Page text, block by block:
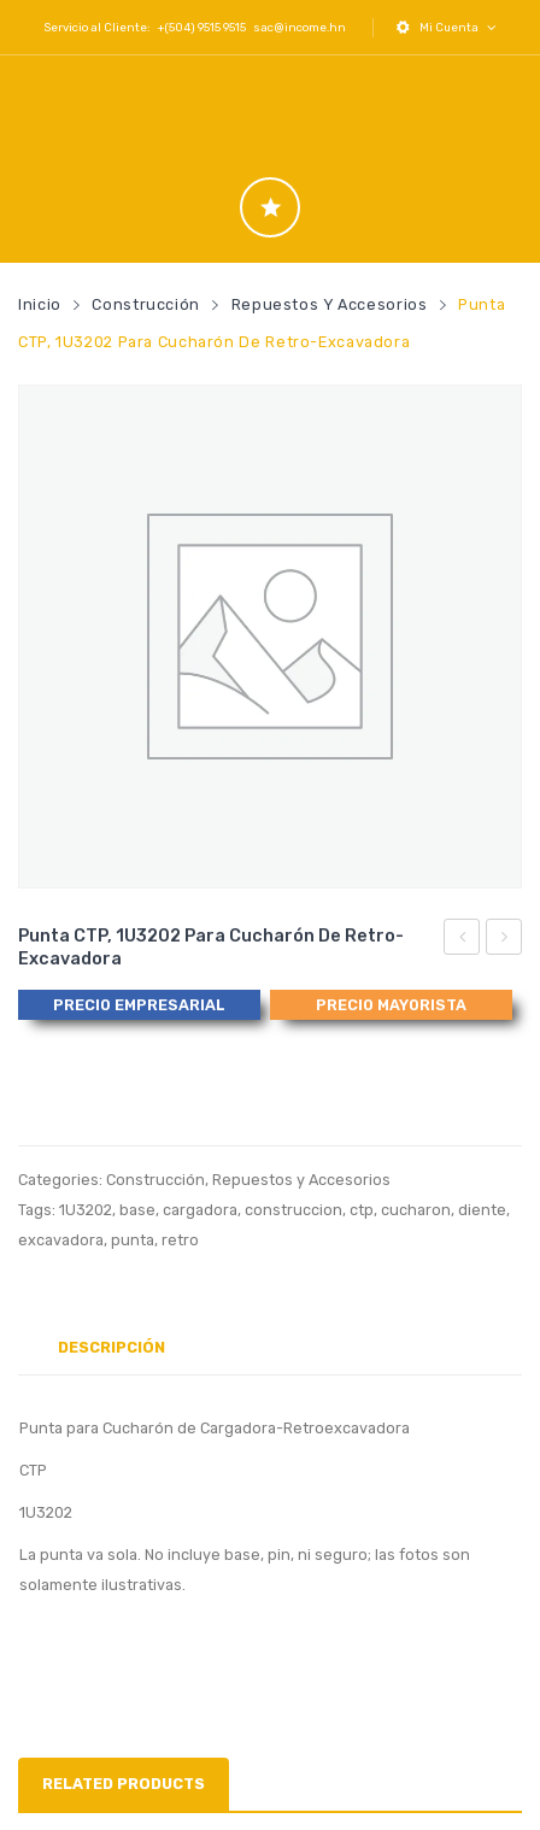
Servicio al Cliente: +(504) 9515 9515 sac@income.hn Mi Cuenta
Inicio Construcción Repuestos Y Accesorios Punta
CTP, 1U3202 Para Cucharón De Retro-Excavadora
Regulable
para
Cadena,
para
Punta
Punta CTP, 1U3202 Para Cucharón De Retro-
Excavadora
PRECIO EMPRESARIAL PRECIO MAYORISTA
Categories: Construcción, Repuestos y Accesorios
Tags: 1U3202, base, cargadora, construccion, ctp, cucharon, diente,
excavadora, punta, retro
DESCRIPCIÓN
Punta para Cucharón de Cargadora-Retroexcavadora
CTP
1U3202
La punta va sola. No incluye base, pin, ni seguro; las fotos son
solamente ilustrativas.
RELATED PRODUCTS